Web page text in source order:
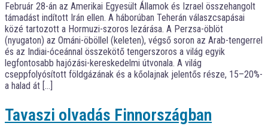
Február 28-án az Amerikai Egyesült Államok és Izrael összehangolt
támadást indított Irán ellen. A háborúban Teherán válaszcsapásai
közé tartozott a Hormuzi-szoros lezárása. A Perzsa-öblöt
(nyugaton) az Ománi-öböllel (keleten), végső soron az Arab-tengerrel
és az Indiai-óceánnal összekötő tengerszoros a világ egyik
legfontosabb hajózási-kereskedelmi útvonala. A világ
cseppfolyósított földgázának és a kőolajnak jelentős része, 15–20%-
a halad át […]
Tavaszi olvadás Finnországban